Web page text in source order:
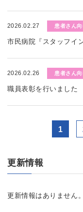
2026.02.27 患者さん
市民病院『スタッフイ
2026.02.26 患者さん
職員表彰を行いました
1
更新情報
更新情報はありません。